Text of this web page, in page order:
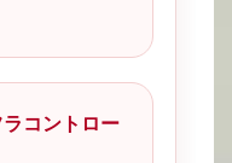
コントロー